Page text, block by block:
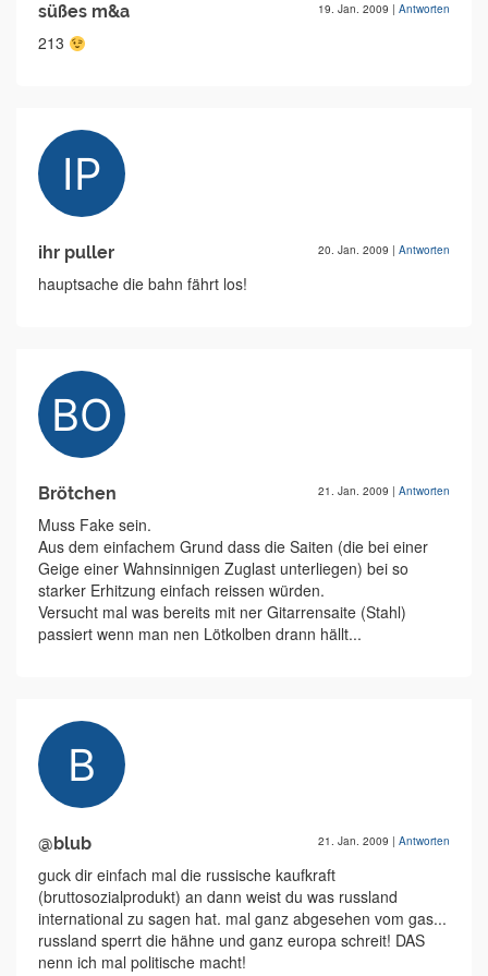
süßes m&a 19. Jan. 2009 | Antworten
213
ihr puller 20. Jan. 2009 | Antworten
hauptsache die bahn fährt los!
Brötchen 21. Jan. 2009 | Antworten
Muss Fake sein.
Aus dem einfachem Grund dass die Saiten (die bei einer
Geige einer Wahnsinnigen Zuglast unterliegen) bei so
starker Erhitzung einfach reissen würden.
Versucht mal was bereits mit ner Gitarrensaite (Stahl)
passiert wenn man nen Lötkolben drann hällt...
@blub 21. Jan. 2009 | Antworten
guck dir einfach mal die russische kaufkraft
(bruttosozialprodukt) an dann weist du was russland
international zu sagen hat. mal ganz abgesehen vom gas...
russland sperrt die hähne und ganz europa schreit! DAS
nenn ich mal politische macht!